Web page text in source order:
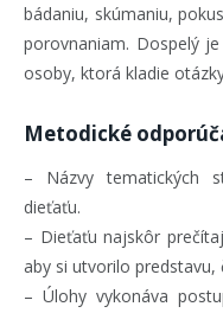
bádaniu, skúmaniu,
porovnaniam. Dospelý
osoby, ktorá kladie
Metodické
– Názvy tematických
dieťaťu.
– Dieťaťu najskôr
aby si utvorilo predstavu,
– Úlohy vykonáva